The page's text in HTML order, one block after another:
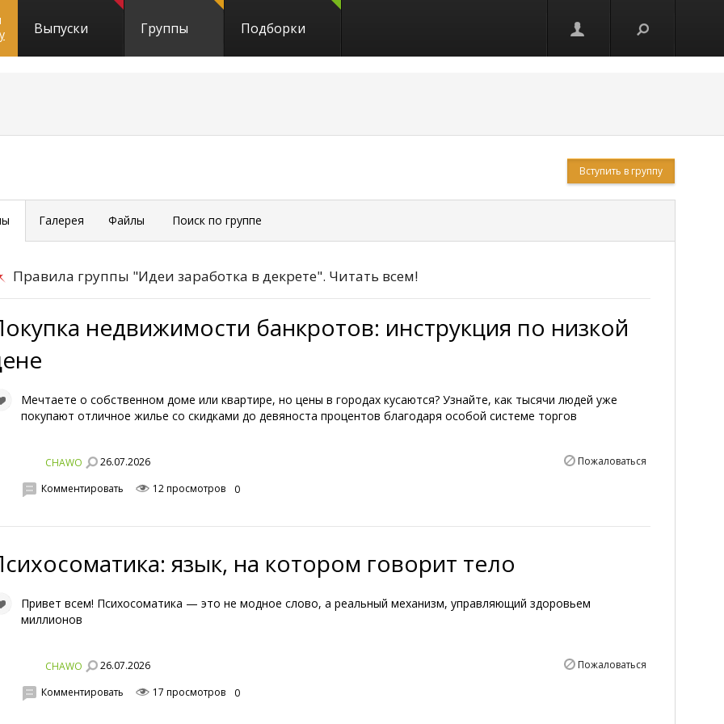
Выпуски Группы Подборки
Вступить в группу
Галерея Файлы Поиск по группе
Правила группы "Идеи заработка в декрете". Читать всем!
недвижимости банкротов: инструкция по низкой
Мечтаете о собственном доме или квартире, но цены в городах кусаются? Узнайте, как тысячи людей уже
покупают отличное жилье со скидками до девяноста процентов благодаря особой системе торгов
CHAWO 26.07.2026 Пожаловаться
Комментировать 12 просмотров 0
язык, на котором говорит тело
Привет всем! Психосоматика — это не модное слово, а реальный механизм, управляющий здоровьем
миллионов
CHAWO 26.07.2026 Пожаловаться
Комментировать 17 просмотров 0